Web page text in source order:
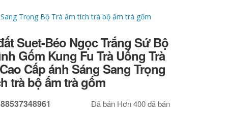
Trọng Bộ Trà ấm tích trà bộ ấm trà gốm
Suet-Béo Ngọc Trắng Sứ Bộ
Gốm Kung Fu Trà Uống Trà
Cấp ánh Sáng Sang Trọng
trà bộ ấm trà gốm
Đã bán Hơn 400 đã bán